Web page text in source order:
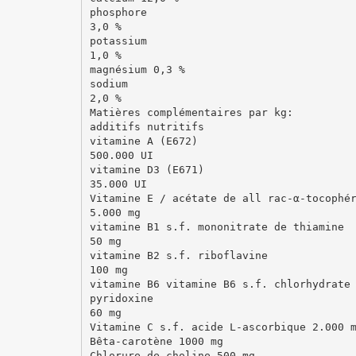
phosphore
3,0 %
potassium
1,0 %
magnésium 0,3 %
sodium
2,0 %
Matières complémentaires par kg:
additifs nutritifs
vitamine A (E672)
500.000 UI
vitamine D3 (E671)
35.000 UI
Vitamine E / acétate de all rac-α-
5.000 mg
vitamine B1 s.f. mononitrate de thiamine
50 mg
vitamine B2 s.f. riboflavine
100 mg
vitamine B6 vitamine B6 s.f. chlorhydrate
pyridoxine
60 mg
Vitamine C s.f. acide L-ascorbique 2.000
Bêta-carotène 1000 mg